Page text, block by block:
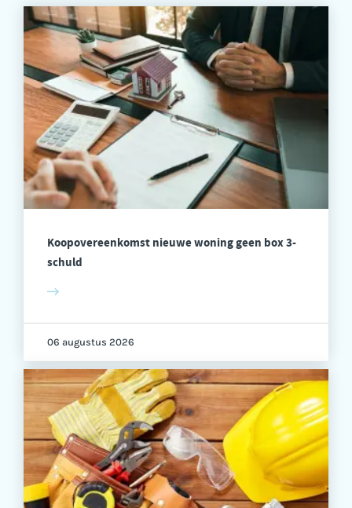
Koopovereenkomst nieuwe woning geen box 3-
schuld
06 augustus 2026